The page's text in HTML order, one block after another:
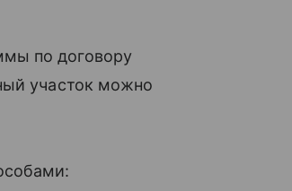
по договору
участок можно